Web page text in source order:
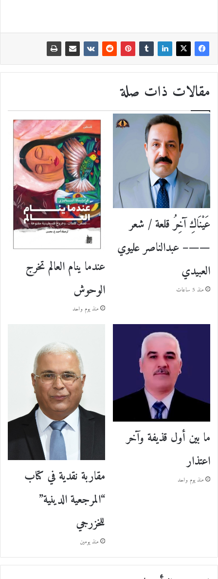
مقالات ذات صلة
عَيْنَاكِ آخِرُ قلعة / شعر
——– عبدالناصر عليوي
العبيدي
منذ 5 ساعات
عندما ينام العالم تخرج
الوحوش
منذ يوم واحد
ما بين أول قذيفة وآخر
اعتذار
منذ يوم واحد
مقاربة نقدية في كتاب
“المرجعية الدينية”
للخزرجي
منذ يومين